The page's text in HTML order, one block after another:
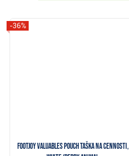
FootJoy Valuables Pouch taška na cennosti,
-36%